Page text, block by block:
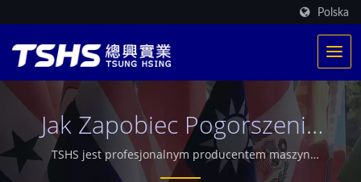
Polska
Jak Zapobiec Pogorszeniu
Się Oleju?
TSHS jest profesjonalnym producentem maszyn
spożywczych. Posiadamy wyłączny opatentowany